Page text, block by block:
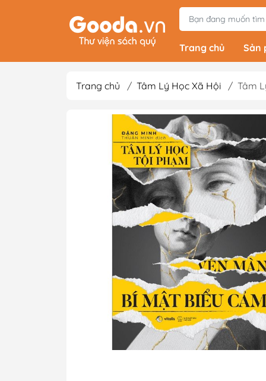
Trang chủ
Sản
Light Novels - Tản
Giả Tưởng - Kinh
Thám
Văn Học Kinh
Xem thêm
Sách Ehon &
Thiếu Nhi
Tô Màu - Luyện
Kiến Thức Bách
Trẻ
Đạo Đức - Kỹ
Xem thêm
Trang chủ / Tâm Lý Học Xã Hội / Tâm